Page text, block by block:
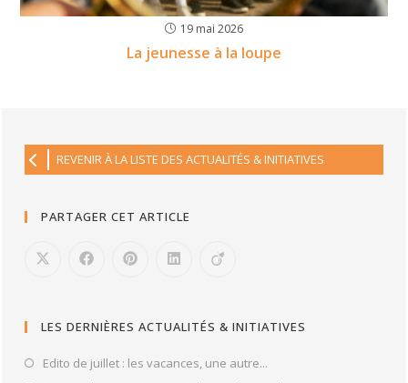
19 mai 2026
La jeunesse à la loupe
REVENIR À LA LISTE DES ACTUALITÉS & INITIATIVES
PARTAGER CET ARTICLE
LES DERNIÈRES ACTUALITÉS & INITIATIVES
Edito de juillet : les vacances, une autre...